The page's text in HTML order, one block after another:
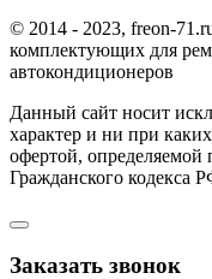
© 2014 - 2023, freon-
комплектующих для
автокондиционеров
Данный сайт носит
характер и ни при
офертой,
Гражданского кодекса
Заказать звонок